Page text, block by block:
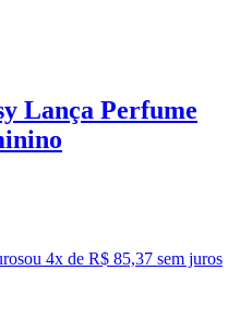
Lança Perfume
ou 4x de R$ 85,37 sem juros